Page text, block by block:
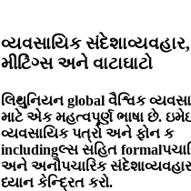
વ્યવસાયિક સંદેશાવ્યવહાર,
મીટિંગ્સ અને વાટાઘાટો
લિથુનિયન global વૈશ્વિક
માટે એક મહત્વપૂર્ણ ભાષા છે.
વ્યવસાયિક પત્રો અને ફોન ક
includingલ્સ સહિત
અને અનૌપચારિક
ધ્યાન કેન્દ્રિત કરો.